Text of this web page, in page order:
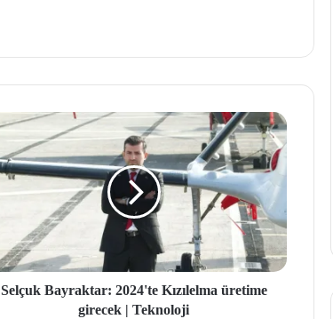
Selçuk Bayraktar: 2024'te Kızılelma üretime
girecek | Teknoloji